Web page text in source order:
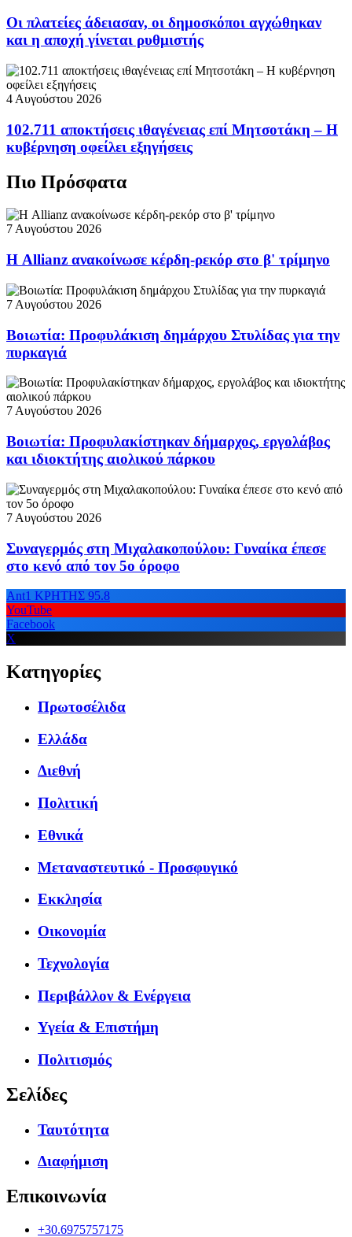
Οι πλατείες άδειασαν, οι δημοσκόποι αγχώθηκαν
και η αποχή γίνεται ρυθμιστής
4 Αυγούστου 2026
102.711 αποκτήσεις ιθαγένειας επί Μητσοτάκη – Η
κυβέρνηση οφείλει εξηγήσεις
Πιο Πρόσφατα
7 Αυγούστου 2026
Η Allianz ανακοίνωσε κέρδη-ρεκόρ στο β' τρίμηνο
7 Αυγούστου 2026
Βοιωτία: Προφυλάκιση δημάρχου Στυλίδας για την
πυρκαγιά
7 Αυγούστου 2026
Βοιωτία: Προφυλακίστηκαν δήμαρχος, εργολάβος
και ιδιοκτήτης αιολικού πάρκου
7 Αυγούστου 2026
Συναγερμός στη Μιχαλακοπούλου: Γυναίκα έπεσε
στο κενό από τον 5ο όροφο
Ant1 ΚΡΗΤΗΣ 95.8
YouTube
Facebook
X
Κατηγορίες
Πρωτοσέλιδα
Ελλάδα
Διεθνή
Πολιτική
Εθνικά
Μεταναστευτικό - Προσφυγικό
Εκκλησία
Οικονομία
Τεχνολογία
Περιβάλλον & Ενέργεια
Υγεία & Επιστήμη
Πολιτισμός
Σελίδες
Ταυτότητα
Διαφήμιση
Επικοινωνία
+30.6975757175